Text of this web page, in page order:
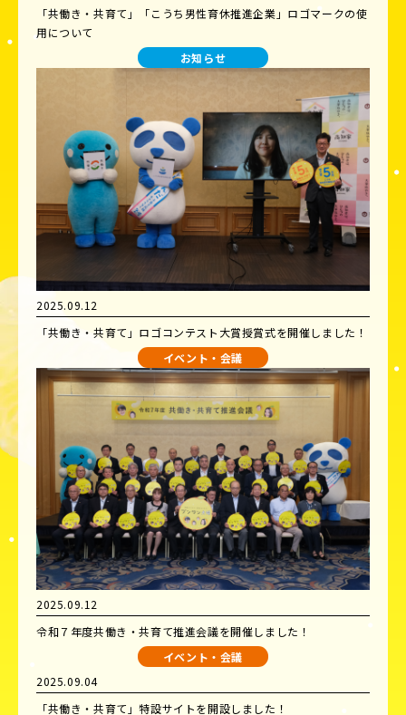
「共働き・共育て」「こうち男性育休推進企業」ロゴマークの使
用について
お知らせ
2025.09.12
「共働き・共育て」ロゴコンテスト大賞授賞式を開催しました！
イベント・会議
2025.09.12
令和７年度共働き・共育て推進会議を開催しました！
イベント・会議
2025.09.04
「共働き・共育て」特設サイトを開設しました！